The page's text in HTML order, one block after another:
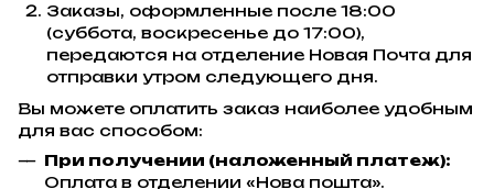
Заказы, оформленные после 18:00
(суббота, воскресенье до 17:00),
передаются на отделение Новая Почта для
отправки утром следующего дня.
Вы можете оплатить заказ наиболее удобным
для вас способом:
При получении (наложенный платеж):
Оплата в отделении «Нова пошта».